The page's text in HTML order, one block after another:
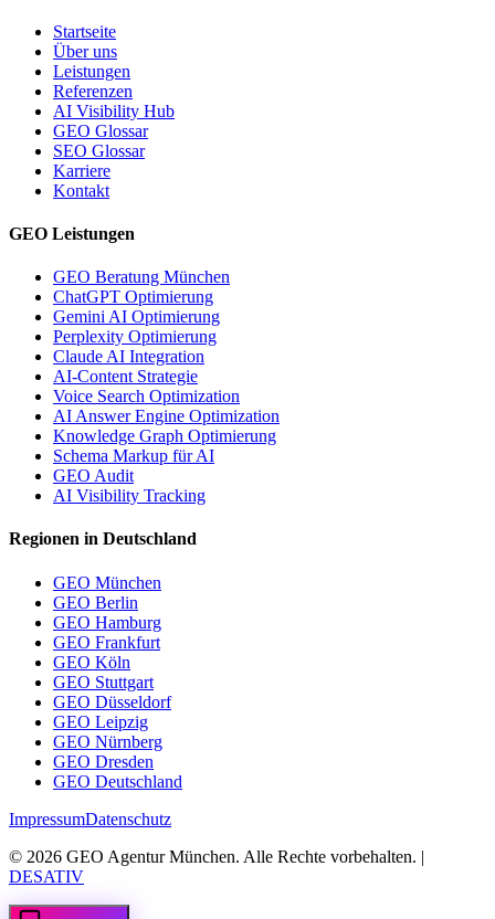
Startseite
Über uns
Leistungen
Referenzen
AI Visibility Hub
GEO Glossar
SEO Glossar
Karriere
Kontakt
GEO Leistungen
GEO Beratung München
ChatGPT Optimierung
Gemini AI Optimierung
Perplexity Optimierung
Claude AI Integration
AI-Content Strategie
Voice Search Optimization
AI Answer Engine Optimization
Knowledge Graph Optimierung
Schema Markup für AI
GEO Audit
AI Visibility Tracking
Regionen in Deutschland
GEO München
GEO Berlin
GEO Hamburg
GEO Frankfurt
GEO Köln
GEO Stuttgart
GEO Düsseldorf
GEO Leipzig
GEO Nürnberg
GEO Dresden
GEO Deutschland
ImpressumDatenschutz
© 2026 GEO Agentur München. Alle Rechte vorbehalten. |
DESATIV